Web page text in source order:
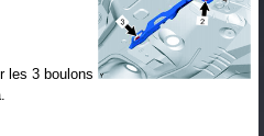
les 3 boulons